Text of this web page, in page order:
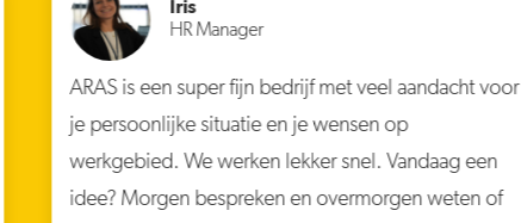
Iris
HR Manager
ARAS is een super fijn bedrijf met veel aandacht voor
je persoonlijke situatie en je wensen op
werkgebied. We werken lekker snel. Vandaag een
idee? Morgen bespreken en overmorgen weten of